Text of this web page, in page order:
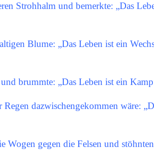
Strohhalm und bemerkte: „Das
Blume: „Das Leben ist ein
brummte: „Das Leben ist ein
dazwischengekommen wäre:
Wogen gegen die Felsen und